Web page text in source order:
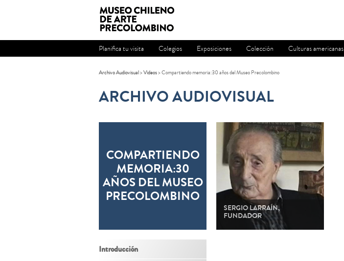
Planifica tu visita Colegios Exposiciones Colección Culturas americanas
Archivo Audiovisual>Videos>Compartiendo memoria:30 años del Museo Precolombino
ARCHIVO AUDIOVISUAL
COMPARTIENDO
MEMORIA:30
AÑOS DEL MUSEO
PRECOLOMBINO
Introducción
SERGIO LARRAÍN,
FUNDADOR